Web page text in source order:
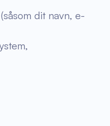
dit navn, e-